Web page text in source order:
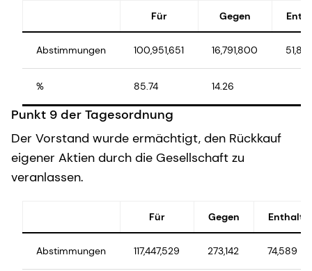
Für Gegen
Abstimmungen 100,951,651 16,791,800 51,814
% 85.74 14.26
Punkt 9 der Tagesordnung
Der Vorstand wurde ermächtigt, den Rückkauf
eigener Aktien durch die Gesellschaft zu
veranlassen.
Für Gegen
Abstimmungen 117,447,529 273,142 74,589